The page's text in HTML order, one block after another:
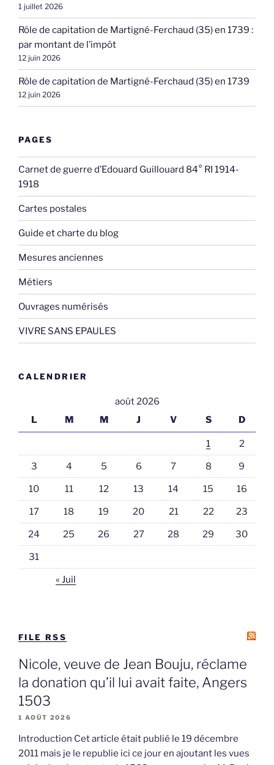
1 juillet 2026
Rôle de capitation de Martigné-Ferchaud (35) en 1739 :
par montant de l’impôt
12 juin 2026
Rôle de capitation de Martigné-Ferchaud (35) en 1739
12 juin 2026
PAGES
Carnet de guerre d’Edouard Guillouard 84° RI 1914-
1918
Cartes postales
Guide et charte du blog
Mesures anciennes
Métiers
Ouvrages numérisés
VIVRE SANS EPAULES
CALENDRIER
août 2026
L
M M J V S D
1 2
3 4 5 6 7 8 9
10 11 12 13 14 15 16
17 18 19 20 21 22 23
24 25 26 27 28 29 30
31
« Juil
FILE RSS
Nicole, veuve de Jean Bouju, réclame
la donation qu’il lui avait faite, Angers
1503
1 AOÛT 2026
Introduction Cet article était publié le 19 décembre
2011 mais je le republie ici ce jour en ajoutant les vues